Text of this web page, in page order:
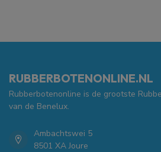
RUBBERBOTENONLINE.NL
Rubberbotenonline is de grootste
van de Benelux.
Ambachtswei 5
8501 XA Joure